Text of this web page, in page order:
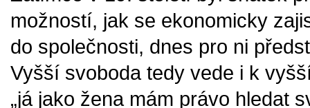
možností, jak se ekonomicky
do společnosti, dnes pro ni
Vyšší svoboda tedy vede i k
„já jako žena mám právo hledat